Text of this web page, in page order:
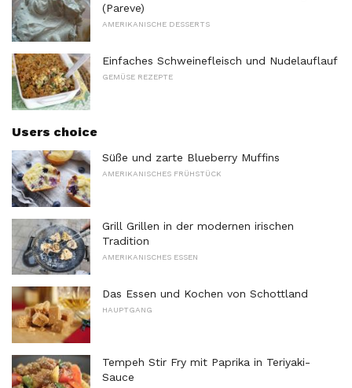
(Pareve)
AMERIKANISCHE DESSERTS
Einfaches Schweinefleisch und Nudelauflauf
GEMÜSE REZEPTE
Users choice
Süße und zarte Blueberry Muffins
AMERIKANISCHES FRÜHSTÜCK
Grill Grillen in der modernen irischen
Tradition
AMERIKANISCHES ESSEN
Das Essen und Kochen von Schottland
HAUPTGANG
Tempeh Stir Fry mit Paprika in Teriyaki-
Sauce